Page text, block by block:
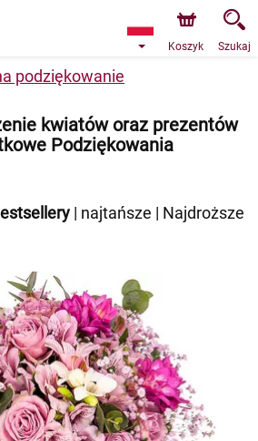
za pośrednictwem naszego
Najbliższy możliwy termin dostawy
z powodu urlopu.
Koszyk Szukaj
podziękowanie
kwiatów oraz prezentów
Podziękowania
| najtańsze | Najdroższe